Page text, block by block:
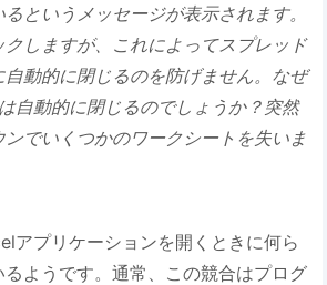
というメッセージが表示されます。
しますが、これによってスプレッド
自動的に閉じるのを防げません。なぜ
自動的に閉じるのでしょうか？突然
でいくつかのワークシートを失いま
アプリケーションを開くときに何ら
ようです。通常、この競合はプログ